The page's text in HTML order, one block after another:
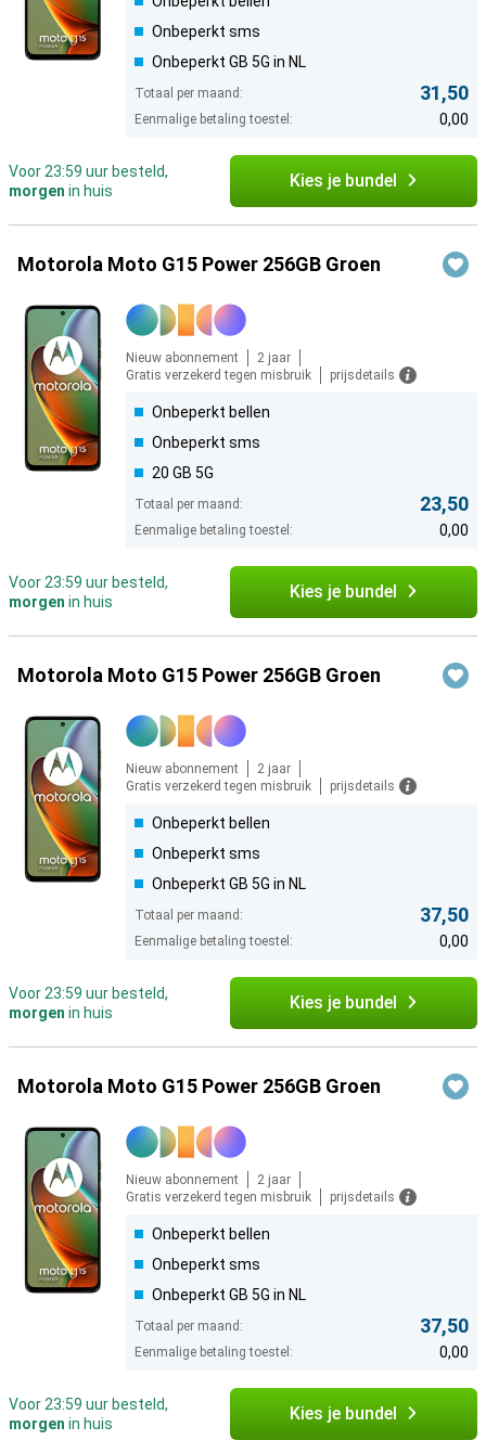
Onbeperkt sms
Onbeperkt GB 5G in NL
Totaal per maand: 31,50
Eenmalige betaling toestel: 0,00
Voor 23:59 uur besteld,
morgen in huis Kies je bundel
Motorola Moto G15 Power 256GB Groen
Nieuw abonnement
2 jaar
Gratis verzekerd tegen misbruik
prijsdetails
Onbeperkt bellen
Onbeperkt sms
20 GB 5G
Totaal per maand: 23,50
Eenmalige betaling toestel: 0,00
Voor 23:59 uur besteld,
morgen in huis Kies je bundel
Motorola Moto G15 Power 256GB Groen
Nieuw abonnement
2 jaar
Gratis verzekerd tegen misbruik
prijsdetails
Onbeperkt bellen
Onbeperkt sms
Onbeperkt GB 5G in NL
Totaal per maand: 37,50
Eenmalige betaling toestel: 0,00
Voor 23:59 uur besteld,
morgen in huis Kies je bundel
Motorola Moto G15 Power 256GB Groen
Nieuw abonnement
2 jaar
Gratis verzekerd tegen misbruik
prijsdetails
Onbeperkt bellen
Onbeperkt sms
Onbeperkt GB 5G in NL
Totaal per maand: 37,50
Eenmalige betaling toestel: 0,00
Voor 23:59 uur besteld,
morgen in huis Kies je bundel